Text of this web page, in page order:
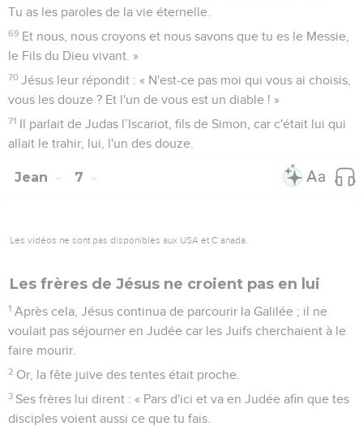
Tu as les paroles de la vie éternelle.
69 Et nous, nous croyons et nous savons que tu es le Messie,
le Fils du Dieu vivant. »
70 Jésus leur répondit : « N'est-ce pas moi qui vous ai choisis,
vous les douze ? Et l'un de vous est un diable ! »
71 Il parlait de Judas l’Iscariot, fils de Simon, car c'était lui qui
allait le trahir, lui, l'un des douze.
Jean 7
Les vidéos ne sont pas disponibles aux USA et C anada.
Les frères de Jésus ne croient pas en lui
1 Après cela, Jésus continua de parcourir la Galilée ; il ne
voulait pas séjourner en Judée car les Juifs cherchaient à le
faire mourir.
2 Or, la fête juive des tentes était proche.
3 Ses frères lui dirent : « Pars d'ici et va en Judée afin que tes
disciples voient aussi ce que tu fais.